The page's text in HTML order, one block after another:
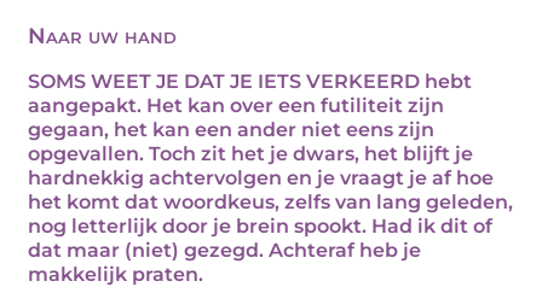
Naar uw hand
SOMS WEET JE DAT JE IETS VERKEERD hebt
aangepakt. Het kan over een futiliteit zijn
gegaan, het kan een ander niet eens zijn
opgevallen. Toch zit het je dwars, het blijft je
hardnekkig achtervolgen en je vraagt je af hoe
het komt dat woordkeus, zelfs van lang geleden,
nog letterlijk door je brein spookt. Had ik dit of
dat maar (niet) gezegd. Achteraf heb je
makkelijk praten.